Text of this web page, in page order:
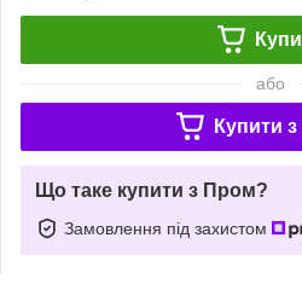
або
Купити з
Що таке купити з Пром?
Замовлення під захистом